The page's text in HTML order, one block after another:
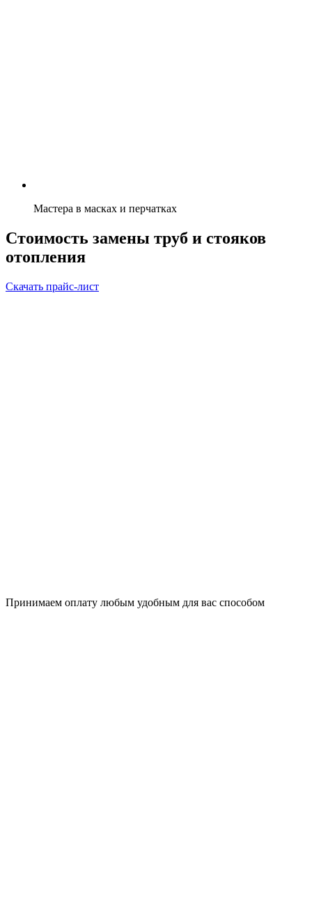
Мастера в масках и перчатках
Стоимость замены труб и стояков
отопления
Скачать прайс-лист
Принимаем оплату любым удобным для вас способом